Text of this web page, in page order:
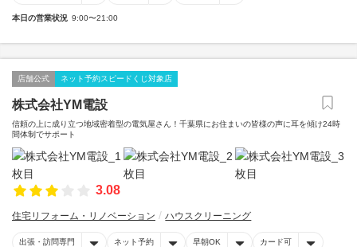
本日の営業状況 9:00〜21:00
店舗公式 ネット予約スピードくじ対象店
株式会社YM電設
信頼の上に成り立つ地域密着型の電気屋さん！千葉県にお住まいの皆様の声に耳を傾け24時
間体制でサポート
3.08
住宅リフォーム・リノベーション ハウスクリーニング
出張・訪問専門 ネット予約 早朝OK カード可